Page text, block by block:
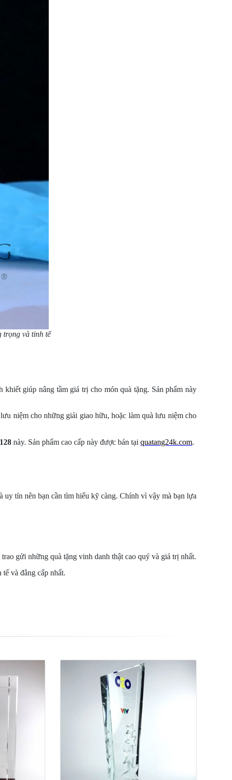
trọng và tinh tế
giúp nâng tầm giá trị cho món quà tặng. Sản phẩm này
niệm cho những giải giao hữu, hoặc làm quà lưu niệm cho
này. Sản phẩm cao cấp này được bán tại quatang24k.com.
tín nên bạn cần tìm hiểu kỹ càng. Chính vì vậy mà bạn lựa
gửi những quà tặng vinh danh thật cao quý và giá trị nhất.
và đẳng cấp nhất.